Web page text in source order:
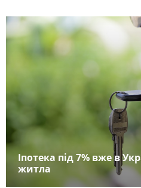
Іпотека під 7% вже в
житла